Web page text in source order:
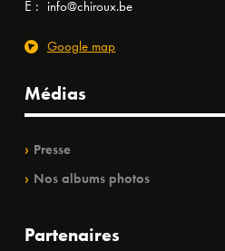
E : info@chiroux.be
Google map
Médias
Presse
Nos albums photos
Partenaires